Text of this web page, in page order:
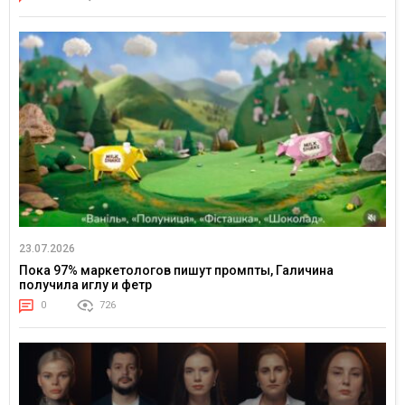
23.07.2026
Пока 97% маркетологов пишут промпты, Галичина
получила иглу и фетр
0 726